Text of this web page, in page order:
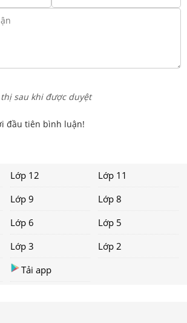
sau khi được duyệt
đầu tiên bình luận!
Lớp 12
Lớp 11
Lớp 9
Lớp 8
Lớp 6
Lớp 5
Lớp 3
Lớp 2
Tải app